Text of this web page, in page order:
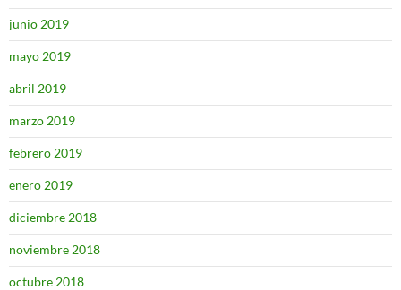
junio 2019
mayo 2019
abril 2019
marzo 2019
febrero 2019
enero 2019
diciembre 2018
noviembre 2018
octubre 2018